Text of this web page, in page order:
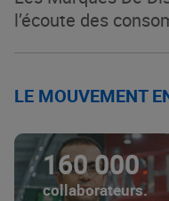
l’écoute des
LE MOUVEMENT
160 000
collaborateurs.